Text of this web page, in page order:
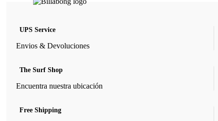
UPS Service
Envios & Devoluciones
The Surf Shop
Encuentra nuestra ubicación
Free Shipping